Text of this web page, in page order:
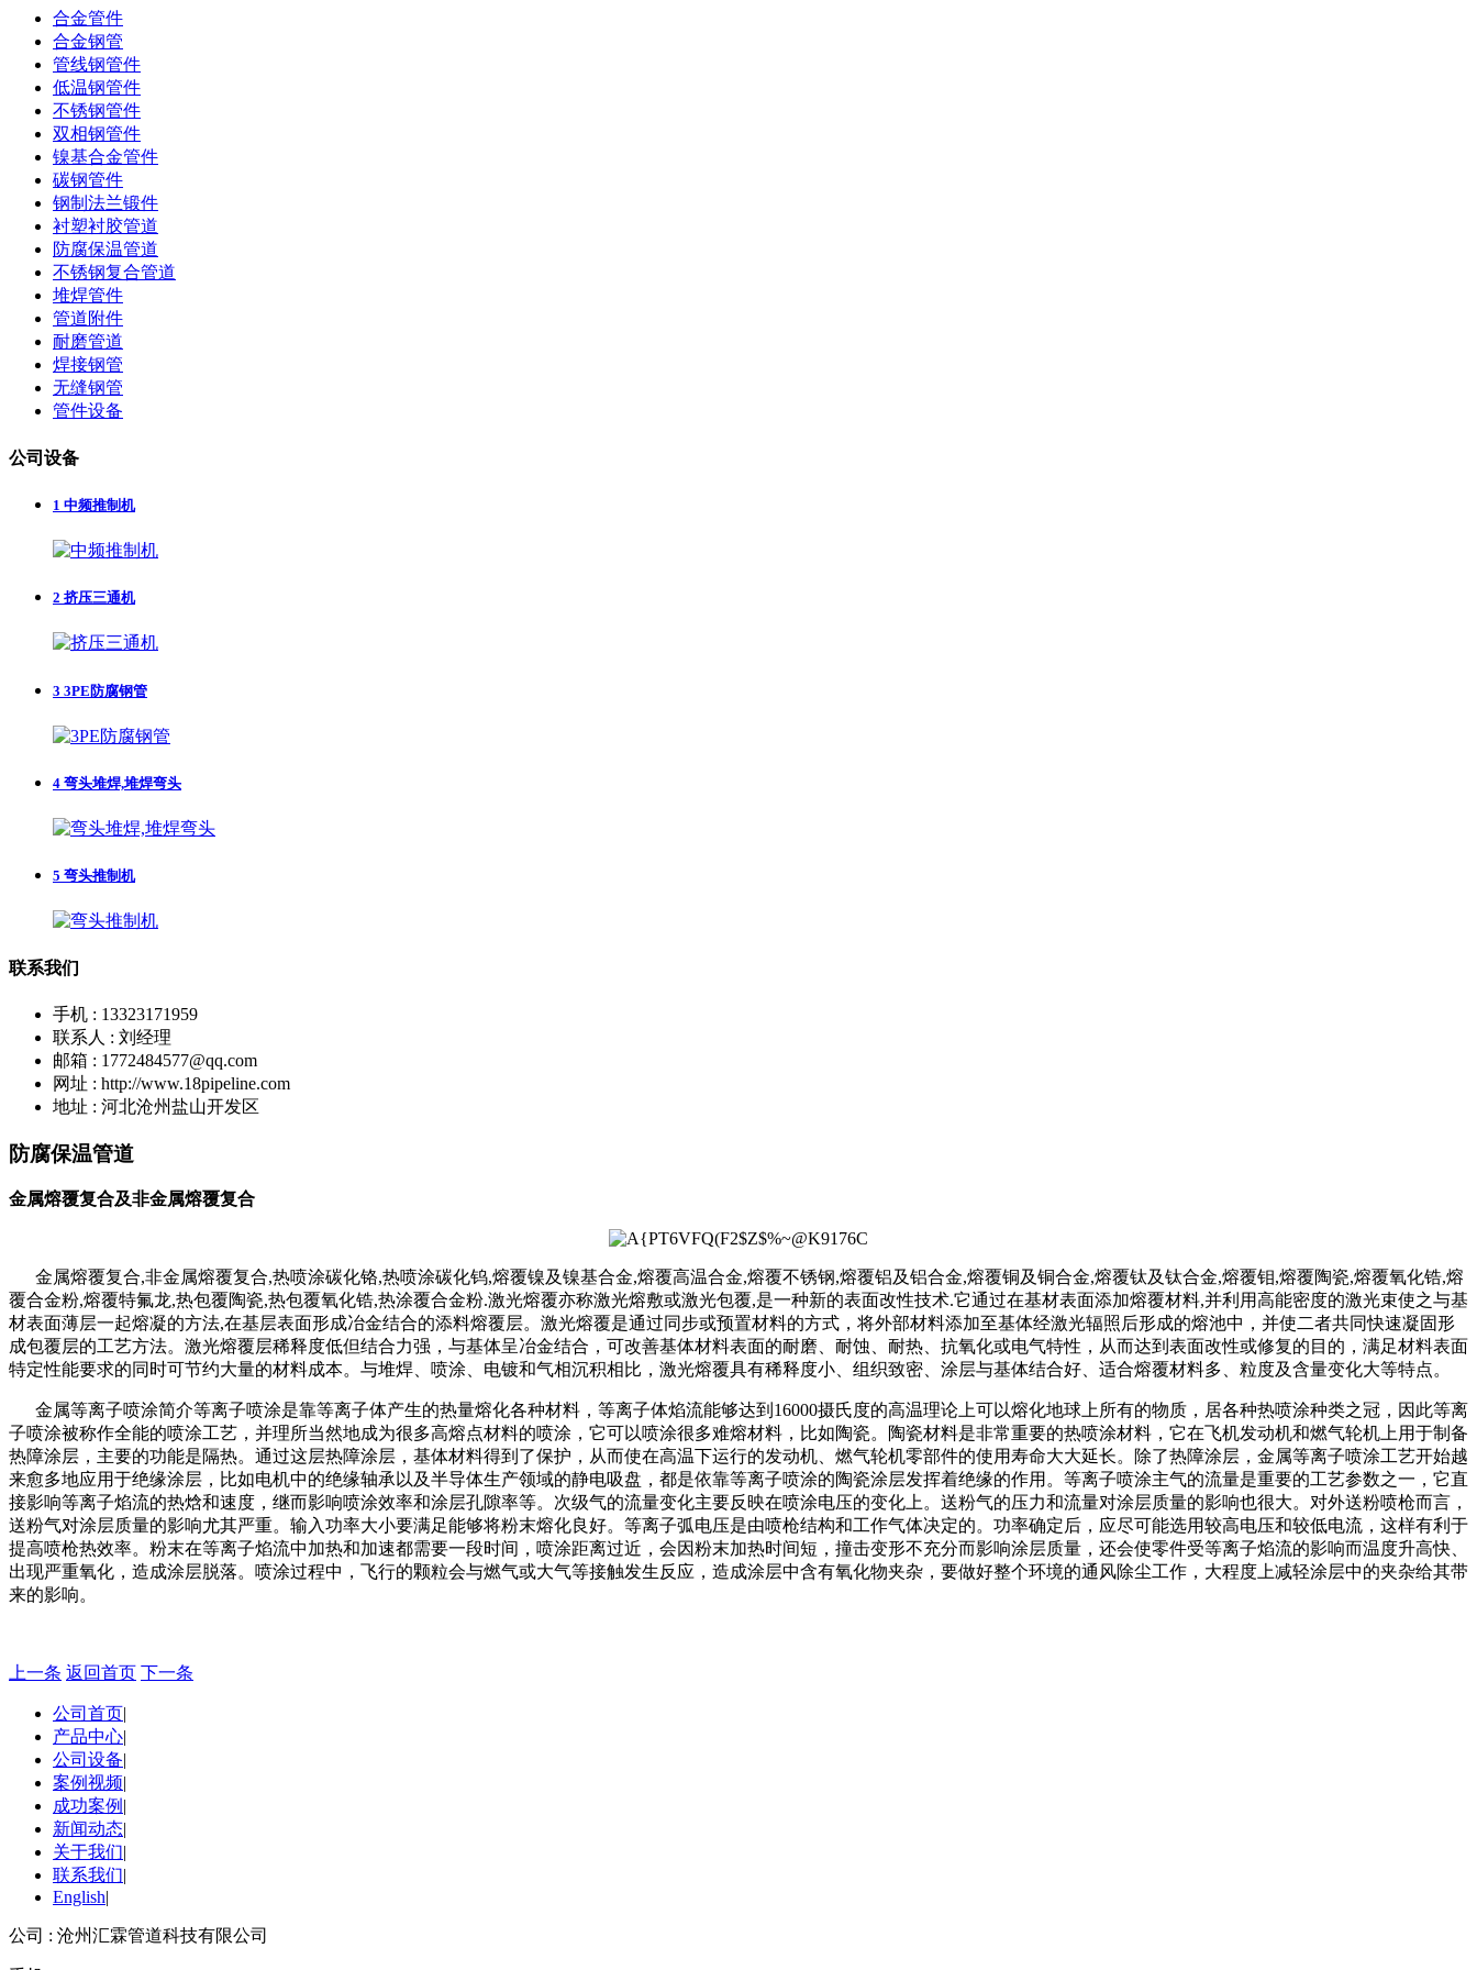
合金管件
合金钢管
管线钢管件
低温钢管件
不锈钢管件
双相钢管件
镍基合金管件
碳钢管件
钢制法兰锻件
衬塑衬胶管道
防腐保温管道
不锈钢复合管道
堆焊管件
管道附件
耐磨管道
焊接钢管
无缝钢管
管件设备
公司设备
1 中频推制机
2 挤压三通机
3 3PE防腐钢管
4 弯头堆焊,堆焊弯头
5 弯头推制机
联系我们
手机 : 13323171959
联系人 : 刘经理
邮箱 : 1772484577@qq.com
网址 : http://www.18pipeline.com
地址 : 河北沧州盐山开发区
防腐保温管道
金属熔覆复合及非金属熔覆复合
金属熔覆复合,非金属熔覆复合,热喷涂碳化铬,热喷涂碳化钨,熔覆镍及镍基合金,熔覆高温合金,熔覆不锈钢,熔覆铝及铝合金,熔覆铜及铜合金,熔覆钛及钛合金,熔覆钼,熔覆陶瓷,熔覆氧化锆,熔
覆合金粉,熔覆特氟龙,热包覆陶瓷,热包覆氧化锆,热涂覆合金粉.激光熔覆亦称激光熔敷或激光包覆,是一种新的表面改性技术.它通过在基材表面添加熔覆材料,并利用高能密度的激光束使之与基
材表面薄层一起熔凝的方法,在基层表面形成冶金结合的添料熔覆层。激光熔覆是通过同步或预置材料的方式，将外部材料添加至基体经激光辐照后形成的熔池中，并使二者共同快速凝固形
成包覆层的工艺方法。激光熔覆层稀释度低但结合力强，与基体呈冶金结合，可改善基体材料表面的耐磨、耐蚀、耐热、抗氧化或电气特性，从而达到表面改性或修复的目的，满足材料表面
特定性能要求的同时可节约大量的材料成本。与堆焊、喷涂、电镀和气相沉积相比，激光熔覆具有稀释度小、组织致密、涂层与基体结合好、适合熔覆材料多、粒度及含量变化大等特点。
金属等离子喷涂简介等离子喷涂是靠等离子体产生的热量熔化各种材料，等离子体焰流能够达到16000摄氏度的高温理论上可以熔化地球上所有的物质，居各种热喷涂种类之冠，因此等离
子喷涂被称作全能的喷涂工艺，并理所当然地成为很多高熔点材料的喷涂，它可以喷涂很多难熔材料，比如陶瓷。陶瓷材料是非常重要的热喷涂材料，它在飞机发动机和燃气轮机上用于制备
热障涂层，主要的功能是隔热。通过这层热障涂层，基体材料得到了保护，从而使在高温下运行的发动机、燃气轮机零部件的使用寿命大大延长。除了热障涂层，金属等离子喷涂工艺开始越
来愈多地应用于绝缘涂层，比如电机中的绝缘轴承以及半导体生产领域的静电吸盘，都是依靠等离子喷涂的陶瓷涂层发挥着绝缘的作用。等离子喷涂主气的流量是重要的工艺参数之一，它直
接影响等离子焰流的热焓和速度，继而影响喷涂效率和涂层孔隙率等。次级气的流量变化主要反映在喷涂电压的变化上。送粉气的压力和流量对涂层质量的影响也很大。对外送粉喷枪而言，
送粉气对涂层质量的影响尤其严重。输入功率大小要满足能够将粉末熔化良好。等离子弧电压是由喷枪结构和工作气体决定的。功率确定后，应尽可能选用较高电压和较低电流，这样有利于
提高喷枪热效率。粉末在等离子焰流中加热和加速都需要一段时间，喷涂距离过近，会因粉末加热时间短，撞击变形不充分而影响涂层质量，还会使零件受等离子焰流的影响而温度升高快、
出现严重氧化，造成涂层脱落。喷涂过程中，飞行的颗粒会与燃气或大气等接触发生反应，造成涂层中含有氧化物夹杂，要做好整个环境的通风除尘工作，大程度上减轻涂层中的夹杂给其带
来的影响。
上一条 返回首页 下一条
公司首页|
产品中心|
公司设备|
案例视频|
成功案例 |
新闻动态|
关于我们|
联系我们|
English|
公司 : 沧州汇霖管道科技有限公司